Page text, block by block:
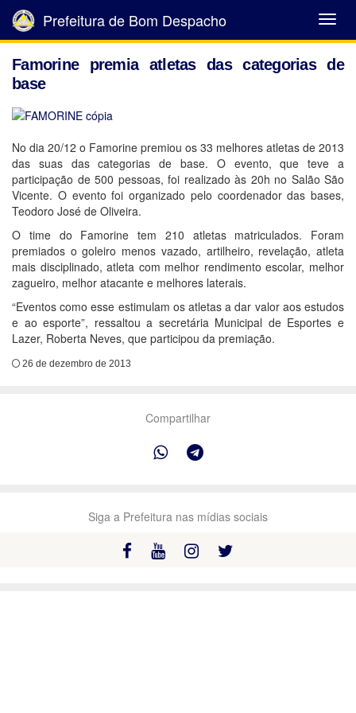
Abrir
Menu
Prefeitura de Bom Despacho
Famorine premia atletas das categorias de
base
No dia 20/12 o Famorine premiou os 33 melhores atletas de 2013
das suas das categorias de base. O evento, que teve a
participação de 500 pessoas, foi realizado às 20h no Salão São
Vicente. O evento foi organizado pelo coordenador das bases,
Teodoro José de Oliveira.
O time do Famorine tem 210 atletas matriculados. Foram
premiados o goleiro menos vazado, artilheiro, revelação, atleta
mais disciplinado, atleta com melhor rendimento escolar, melhor
zagueiro, melhor atacante e melhores laterais.
“Eventos como esse estimulam os atletas a dar valor aos estudos
e ao esporte”, ressaltou a secretária Municipal de Esportes e
Lazer, Roberta Neves, que participou da premiação.
26 de dezembro de 2013
Compartilhar
Siga a Prefeitura nas mídias sociais